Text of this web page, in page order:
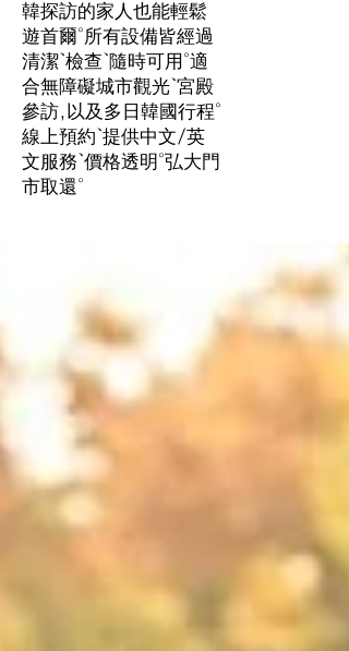
韓探訪的家人也能輕鬆
遊首爾。所有設備皆經過
清潔、檢查、隨時可用。適
合無障礙城市觀光、宮殿
參訪,以及多日韓國行程。
線上預約、提供中文/英
文服務、價格透明。弘大門
市取還。